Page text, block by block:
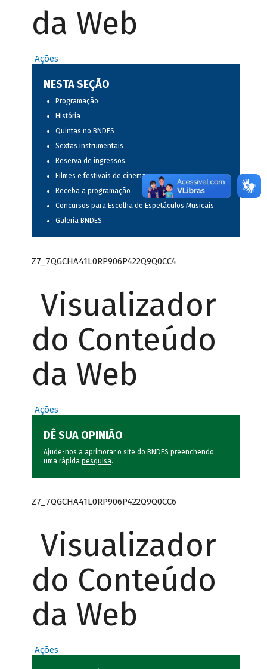
da Web
Ações
NESTA SEÇÃO
Programação
História
Quintas no BNDES
Sextas instrumentais
Reserva de ingressos
Filmes e festivais de cinema
Receba a programação
Concursos para Escolha de Espetáculos Musicais
Galeria BNDES
Z7_7QGCHA41L0RP906P422Q9Q0CC4
Visualizador
do Conteúdo
da Web
Ações
DÊ SUA OPINIÃO
Ajude-nos a aprimorar o site do BNDES preenchendo
uma rápida pesquisa.
Z7_7QGCHA41L0RP906P422Q9Q0CC6
Visualizador
do Conteúdo
da Web
Ações